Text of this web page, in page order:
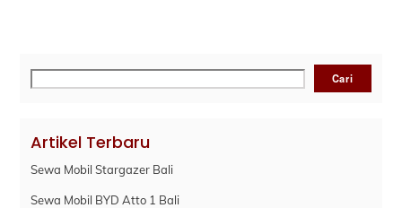
Cari Cari
Artikel Terbaru
Sewa Mobil Stargazer Bali
Sewa Mobil BYD Atto 1 Bali